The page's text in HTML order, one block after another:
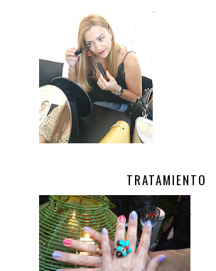
TRATAMIENTO